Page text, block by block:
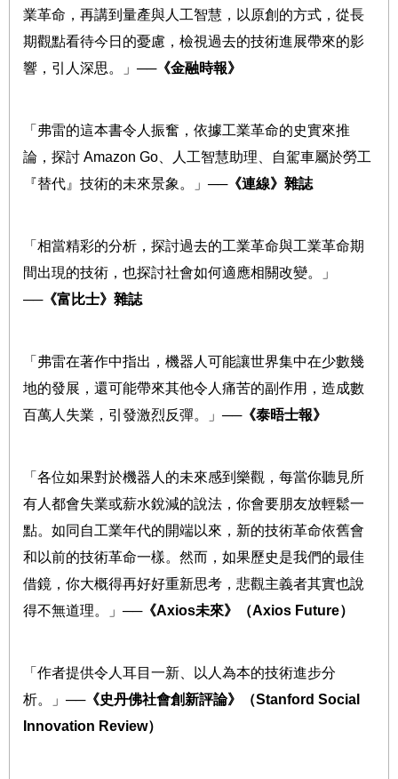
業革命，再講到量產與人工智慧，以原創的方式，從長
期觀點看待今日的憂慮，檢視過去的技術進展帶來的影
響，引人深思。」 ──《金融時報》
「弗雷的這本書令人振奮，依據工業革命的史實來推
論，探討 Amazon Go 、人工智慧助理、自駕車屬於勞工
『替代』技術的未來景象。」 ──《連線》雜誌
「相當精彩的分析，探討過去的工業革命與工業革命期
間出現的技術，也探討社會如何適應相關改變。」
──《富比士》雜誌
「弗雷在著作中指出，機器人可能讓世界集中在少數幾
地的發展，還可能帶來其他令人痛苦的副作用，造成數
百萬人失業，引發激烈反彈。」 ──《泰晤士報》
「各位如果對於機器人的未來感到樂觀，每當你聽見所
有人都會失業或薪水銳減的說法，你會要朋友放輕鬆一
點。如同自工業年代的開端以來，新的技術革命依舊會
和以前的技術革命一樣。然而，如果歷史是我們的最佳
借鏡，你大概得再好好重新思考，悲觀主義者其實也說
得不無道理。」 ──《Axios未來》（Axios Future）
「作者提供令人耳目一新、以人為本的技術進步分
析。」 ──《史丹佛社會創新評論》（Stanford Social
Innovation Review）